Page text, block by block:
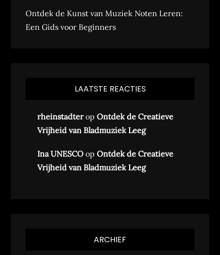
Ontdek de Kunst van Muziek Noten Leren:
Een Gids voor Beginners
LAATSTE REACTIES
rheinstadteropOntdek de Creatieve
Vrijheid van Bladmuziek Leeg
Ina UNESCO opOntdek de Creatieve
Vrijheid van Bladmuziek Leeg
ARCHIEF